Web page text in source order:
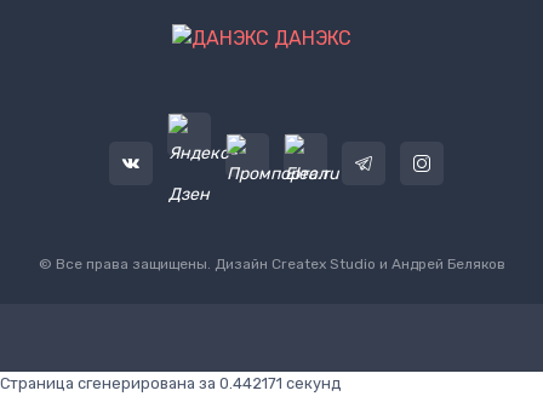
ДАНЭКС
© Все права защищены. Дизайн Createx Studio и Андрей Беляков
Страница сгенерирована за 0.442171 секунд